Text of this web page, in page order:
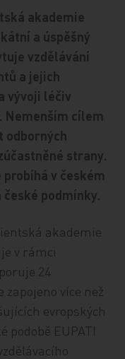
akademie
a úspěšný
vzdělávání
a jejich
vývoji léčiv
Nemenším cílem
odborných
strany.
v českém
podmínky.
akademie
v rámci
24
více než
evropských
podobě EUPATI